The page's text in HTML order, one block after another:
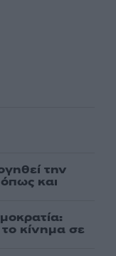
την
και
κίνημα σε